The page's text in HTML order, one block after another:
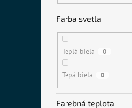
Farba svetla
Teplá biela 0
Tepá biela 0
Farebná teplota